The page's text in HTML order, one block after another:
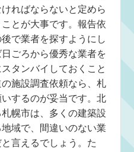
ればならないと定めら
とが大事です。報告依
で業者を探すようにし
ごろから優秀な業者を
タンバイしておくこと
施設調査依頼なら、札
するのが妥当です。北
幌市は、多くの建築設
域で、間違いのない業
言えるでしょう。た